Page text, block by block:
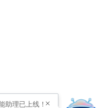
助理已上线！